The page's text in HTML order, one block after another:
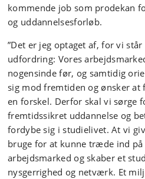
kommende job som prodekan
og uddannelsesforløb.
”Det er jeg optaget af, for vi
udfordring: Vores
nogensinde før, og samtidig
sig mod fremtiden og ønsker at
en forskel. Derfor skal vi sørge
fremtidssikret uddannelse og
fordybe sig i studielivet. At vi
bruge for at kunne træde ind
arbejdsmarked og skaber et
nysgerrighed og netværk. Et